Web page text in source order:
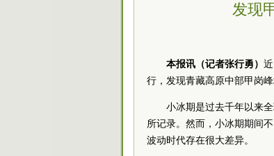
发现
本报讯（记者张行勇）
行，发现青藏高原中部甲岗
小冰期是过去千年以来
所记录。然而，小冰期期间
波动时代存在很大差异。